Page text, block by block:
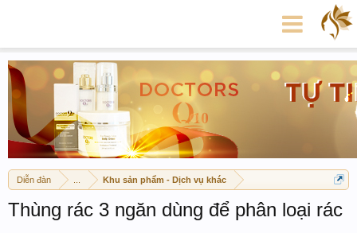
Diễn đàn Khu sản phẩm - Dịch vụ khác
Thùng rác 3 ngăn dùng để phân loại rác